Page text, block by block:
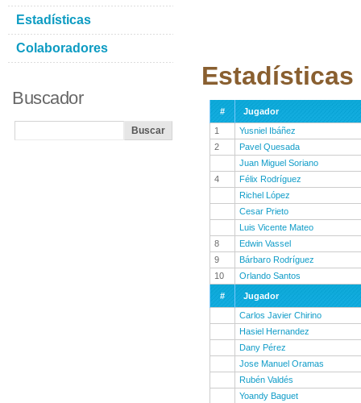
#
Jugador
1
Yusniel Ibáñez
2
Pavel Quesada
Juan Miguel Soriano
4
Félix Rodríguez
Richel López
Cesar Prieto
Luis Vicente Mateo
8
Edwin Vassel
9
Bárbaro Rodríguez
10
Orlando Santos
#
Jugador
Carlos Javier Chirino
Hasiel Hernandez
Dany Pérez
Jose Manuel Oramas
Rubén Valdés
Yoandy Baguet
Estadísticas
Colaboradores
Buscador